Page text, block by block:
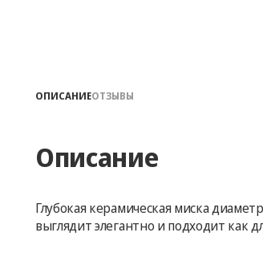
ОПИСАНИЕОТЗЫВЫ
Описание
Глубокая керамическая миска
выглядит элегантно и подходит как